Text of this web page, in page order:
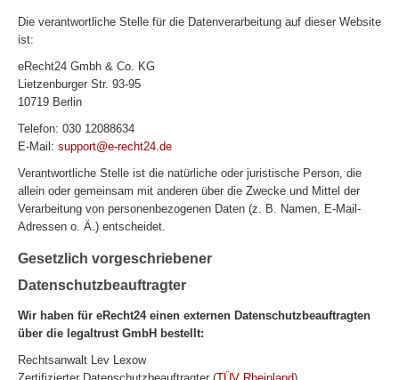
Die verantwortliche Stelle für die Datenverarbeitung auf dieser Website
ist:
eRecht24 Gmbh & Co. KG
Lietzenburger Str. 93-95
10719 Berlin
Telefon: 030 12088634
E-Mail: support@e-recht24.de
Verantwortliche Stelle ist die natürliche oder juristische Person, die
allein oder gemeinsam mit anderen über die Zwecke und Mittel der
Verarbeitung von personenbezogenen Daten (z. B. Namen, E-Mail-
Adressen o. Ä.) entscheidet.
Gesetzlich vorgeschriebener
Datenschutzbeauftragter
Wir haben für eRecht24 einen externen Datenschutzbeauftragten
über die legaltrust GmbH bestellt:
Rechtsanwalt Lev Lexow